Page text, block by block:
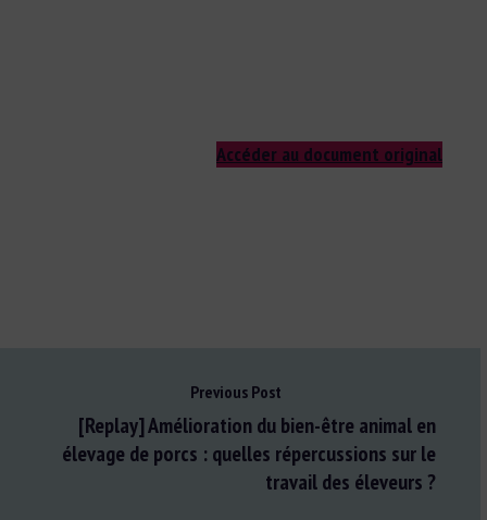
Accéder au document original
Previous Post
[Replay] Amélioration du bien-être animal en
élevage de porcs : quelles répercussions sur le
travail des éleveurs ?